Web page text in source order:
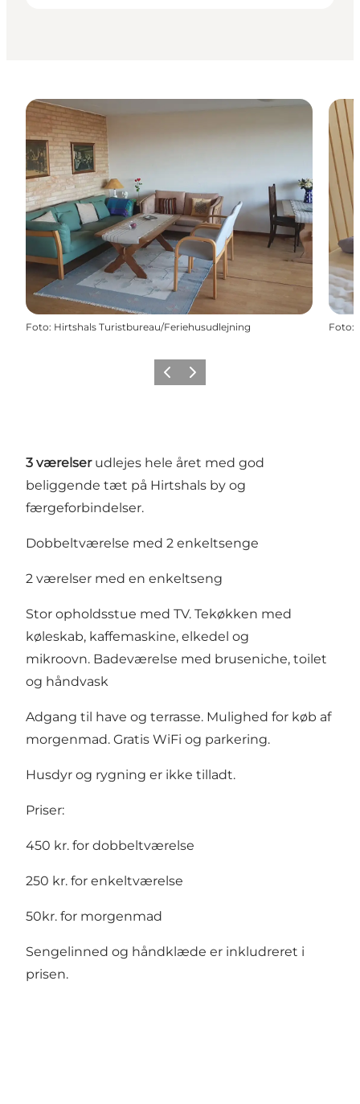
Foto: Hirtshals Turistbureau/Feriehusudlejning Foto:
ForrigeNæste
3 værelser udlejes hele året med god
beliggende tæt på Hirtshals by og
færgeforbindelser.
Dobbeltværelse med 2 enkeltsenge
2 værelser med en enkeltseng
Stor opholdsstue med TV. Tekøkken med
køleskab, kaffemaskine, elkedel og
mikroovn. Badeværelse med bruseniche, toilet
og håndvask
Adgang til have og terrasse. Mulighed for køb af
morgenmad. Gratis WiFi og parkering.
Husdyr og rygning er ikke tilladt.
Priser:
450 kr. for dobbeltværelse
250 kr. for enkeltværelse
50kr. for morgenmad
Sengelinned og håndklæde er inkludreret i
prisen.